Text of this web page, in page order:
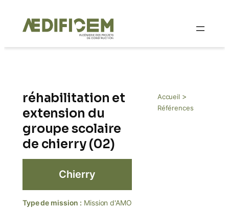
contenu
réhabilitation et
extension du
groupe scolaire
de chierry (02)
Chierry
Type de mission : Mission d'AMO
Accueil >
Références